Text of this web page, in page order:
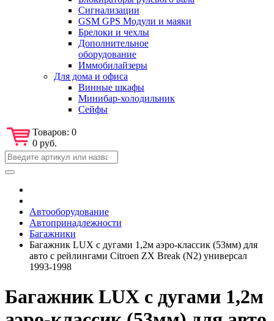
Сигнализации
GSM GPS Модули и маяки
Брелоки и чехлы
Дополнительное
оборудование
Иммобилайзеры
Для дома и офиса
Винные шкафы
Минибар-холодильник
Сейфы
Товаров: 0
0 руб.
Автооборудование
Автопринадлежности
Багажники
Багажник LUX с дугами 1,2м аэро-классик (53мм) для
авто с рейлингами Citroen ZX Break (N2) универсал
1993-1998
Багажник LUX с дугами 1,2м